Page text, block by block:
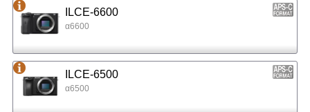
ILCE-6600
α6600
ILCE-6500
α6500